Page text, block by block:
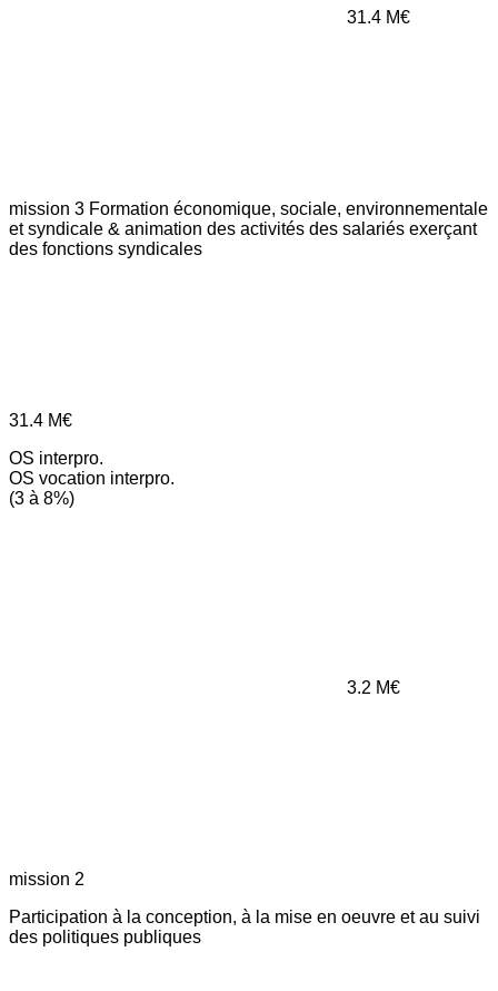
31.4 M€
mission 3 Formation économique, sociale, environnementale
et syndicale & animation des activités des salariés exerçant
des fonctions syndicales
31.4 M€
OS interpro.
OS vocation interpro.
(3 à 8%)
3.2 M€
mission 2
Participation à la conception, à la mise en oeuvre et au suivi
des politiques publiques